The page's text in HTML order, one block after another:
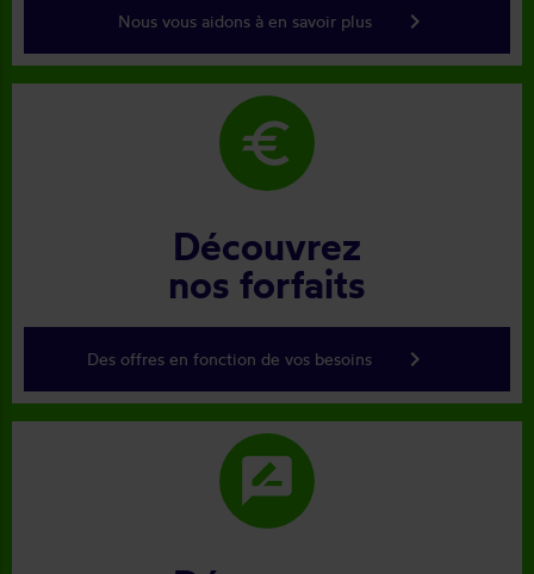
Nous vous aidons à en savoir plus keyboard_arrow_right
euro
Découvrez
nos forfaits
Des offres en fonction de vos besoins keyboard_arrow_right
rate_review